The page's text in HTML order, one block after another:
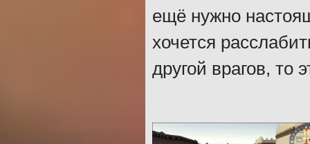
ещё нужно
хочется
другой врагов, то